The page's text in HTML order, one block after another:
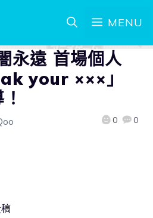
MENU
永遠 首場個人
your ×××」
0 0